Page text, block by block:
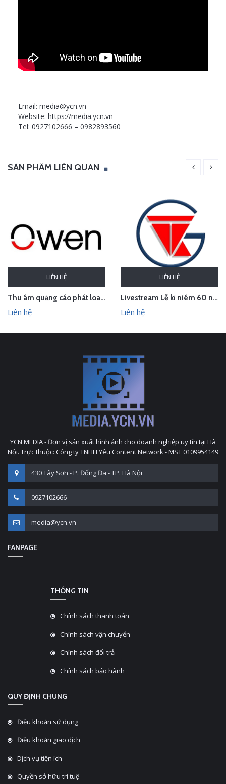
Email: media@ycn.vn
Website: https://media.ycn.vn
Tel: 0927102666 – 0982893560
SẢN PHẨM LIÊN QUAN
LIÊN HỆ
Thu âm quảng cáo phát loa khai trương cửa hàng Owen Sơn La
Liên hệ
LIÊN HỆ
Livestream Lễ kỉ niêm 60 năm thành lập TEDI
Liên hệ
YCN MEDIA - Đơn vị sản xuất hình ảnh cho doanh nghiệp uy tín tại Hà
Nội. Trực thuộc: Công ty TNHH Yêu Content Network - MST 0109954149
430 Tây Sơn - P. Đống Đa - TP. Hà Nội
0927102666
media@ycn.vn
FANPAGE
THÔNG TIN
Chính sách thanh toán
Chính sách vận chuyển
Chính sách đổi trả
Chính sách bảo hành
QUY ĐỊNH CHUNG
Điều khoản sử dụng
Điều khoản giao dịch
Dịch vụ tiện ích
Quyền sở hữu trí tuệ